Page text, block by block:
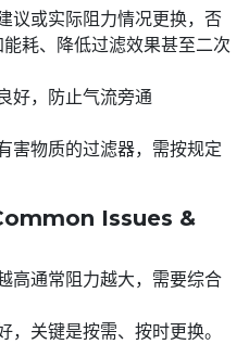
议或实际阻力情况更换，否
耗、降低过滤效果甚至二次
好，防止气流旁通
害物质的过滤器，需按规定
Issues &
高通常阻力越大，需要综合
，关键是按需、按时更换。